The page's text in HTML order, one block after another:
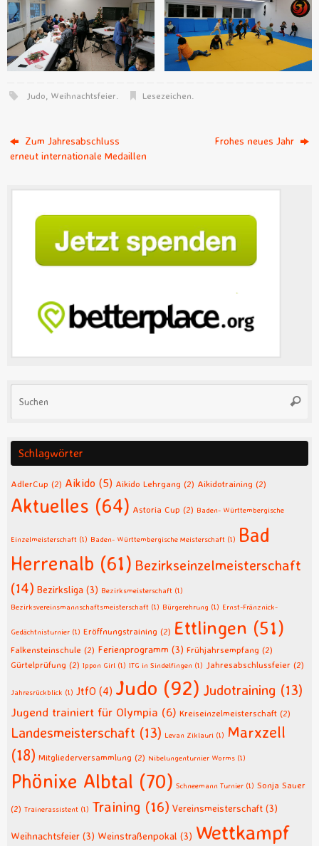
Judo, Weihnachtsfeier. Lesezeichen.
Zum Jahresabschluss
erneut internationale Medaillen
Frohes neues Jahr
Schlagwörter
AdlerCup (2) Aikido (5) Aikido Lehrgang (2) Aikidotraining (2)
Aktuelles (64) Astoria Cup (2) Baden- Württembergische
Einzelmeisterschaft (1) Baden- Württembergische Meisterschaft (1) Bad
Herrenalb (61) Bezirkseinzelmeisterschaft
(14) Bezirksliga (3) Bezirksmeisterschaft (1)
Bezirksvereinsmannschaftsmeisterschaft (1) Bürgerehrung (1) Ernst-Fränznick-
Gedächtnisturnier (1) Eröffnungstraining (2) Ettlingen (51)
Falkensteinschule (2) Ferienprogramm (3) Frühjahrsempfang (2)
Gürtelprüfung (2) Ippon Girl (1) ITG in Sindelfingen (1) Jahresabschlussfeier (2)
Jahresrückblick (1) JtfO (4) Judo (92) Judotraining (13)
Jugend trainiert für Olympia (6) Kreiseinzelmeisterschaft (2)
Landesmeisterschaft (13) Levan Ziklauri (1) Marxzell
(18) Mitgliederversammlung (2) Nibelungenturnier Worms (1)
Phönixe Albtal (70) Schneemann Turnier (1) Sonja Sauer
(2) Trainerassistent (1) Training (16) Vereinsmeisterschaft (3)
Weihnachtsfeier (3) Weinstraßenpokal (3) Wettkampf